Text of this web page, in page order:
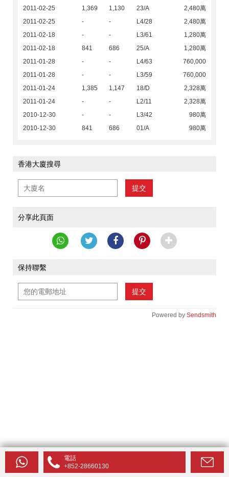
2011-02-25
1,369 1,130 23/A
2,480萬
2011-02-25
- - L4/28
2,480萬
2011-02-18
- - L3/61
1,280萬
2011-02-18
841 686 25/A
1,280萬
2011-01-28
- - L4/63
760,000
2011-01-28
- - L3/59
760,000
2011-01-24
1,385 1,147 18/D
2,328萬
2011-01-24
- - L2/11
2,328萬
2010-12-30
- - L3/42
980萬
2010-12-30
841 686 01/A 980萬
香港大廈搜尋
提交
分享此頁面
保持聯繫
提交
Powered by Sendsmith
電話
+852-28660130